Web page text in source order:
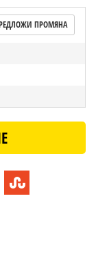
ПРОМЯНА